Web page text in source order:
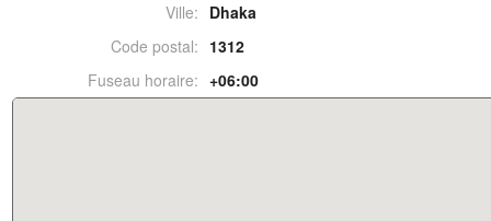
Ville: Dhaka
Code postal: 1312
Fuseau horaire: +06:00